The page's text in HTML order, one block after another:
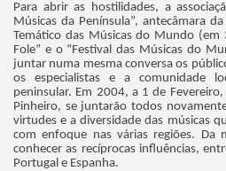
Para abrir as hostilidades, a
Músicas da Península”, antecâmara
Temático das Músicas do Mundo (em
Fole” e o “Festival das Músicas do
juntar numa mesma conversa os
os especialistas e a comunidade
peninsular. Em 2004, a 1 de
Pinheiro, se juntarão todos
virtudes e a diversidade das músicas
com enfoque nas várias regiões. Da
conhecer as recíprocas influências,
Portugal e Espanha.